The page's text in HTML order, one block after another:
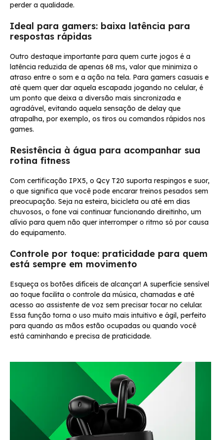
perder a qualidade.
Ideal para gamers: baixa latência para
respostas rápidas
Outro destaque importante para quem curte jogos é a
latência reduzida de apenas 68 ms, valor que minimiza o
atraso entre o som e a ação na tela. Para gamers casuais e
até quem quer dar aquela escapada jogando no celular, é
um ponto que deixa a diversão mais sincronizada e
agradável, evitando aquela sensação de delay que
atrapalha, por exemplo, os tiros ou comandos rápidos nos
games.
Resistência à água para acompanhar sua
rotina fitness
Com certificação IPX5, o Qcy T20 suporta respingos e suor,
o que significa que você pode encarar treinos pesados sem
preocupação. Seja na esteira, bicicleta ou até em dias
chuvosos, o fone vai continuar funcionando direitinho, um
alívio para quem não quer interromper o ritmo só por causa
do equipamento.
Controle por toque: praticidade para quem
está sempre em movimento
Esqueça os botões difíceis de alcançar! A superfície sensível
ao toque facilita o controle da música, chamadas e até
acesso ao assistente de voz sem precisar tocar no celular.
Essa função torna o uso muito mais intuitivo e ágil, perfeito
para quando as mãos estão ocupadas ou quando você
está caminhando e precisa de praticidade.